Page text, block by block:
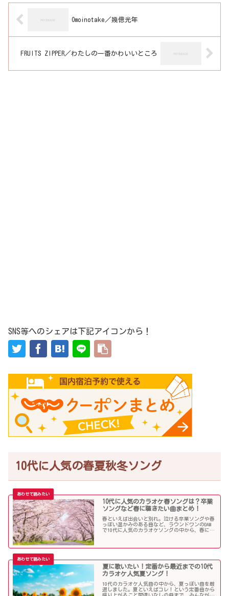
Omoinotake／幾億光年
FRUITS ZIPPER／わたしの一番かわいいところ
SNS等へのシェアは下記アイコンから！
10代に人気の春夏秋冬ソング
10代に人気のカラオケ春ソングは？卒業
ソングなど春に聴きたい曲まとめ！
春といえば出会いと別れ。泣ける卒業ソングや春
っぽい温かみのある曲など、ラウンドワンのDAM
で10代に人気のカラオケソングの中から、春に聴
夏に歌いたい！定番から最近までの10代
カラオケ人気夏ソング！
10代のカラオケ人気曲の中から、夏っぽい曲を厳
選しました。夏といえばコレ！という定番曲から
盛り上がること間違いなしの曲まで、みんなが選